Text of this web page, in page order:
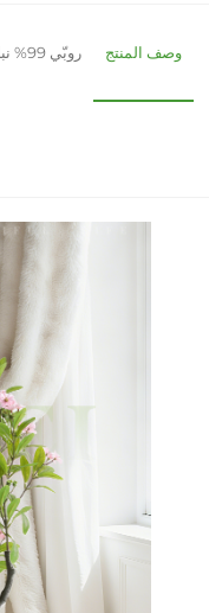
وصف المنتج روبّي 99% نباتات طبيعية مقلدة، إصطناعية في أصيص - منتج